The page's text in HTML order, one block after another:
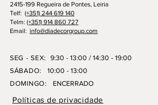
2415-199 Regueira de Pontes, Leiria
Telf: (+351) 244 619 140
Telm: (+351) 914 860 727
Email: info@diadecorgroup.com
SEG - SEX:9:30 - 13:00 / 14:30 - 19:00
SÁBADO: 10:00 - 13:00
DOMINGO: ENCERRADO
Políticas de privacidade